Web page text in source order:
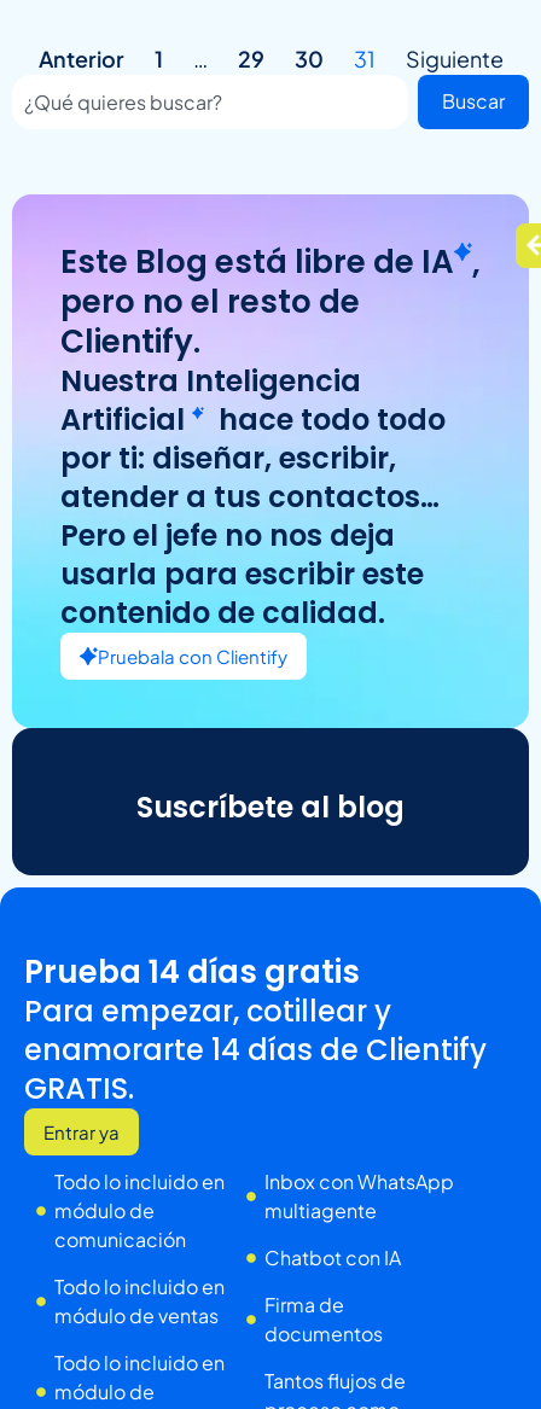
Anterior 1 29 30 31 Siguiente
Buscar
Este Blog está libre de IA ,
pero no el resto de
Clientify.
Nuestra Inteligencia
Artificial
hace todo todo
por ti: diseñar, escribir,
atender a tus contactos…
Pero el jefe no nos deja
usarla para escribir este
contenido de calidad.
Pruebala con Clientify
Suscríbete al blog
Prueba 14 días gratis
Para empezar, cotillear y
enamorarte 14 días de Clientify
GRATIS.
Entrar ya
Todo lo incluido en
módulo de
comunicación
Todo lo incluido en
módulo de ventas
Todo lo incluido en
módulo de
Inbox con WhatsApp
multiagente
Chatbot con IA
Firma de
documentos
Tantos flujos de